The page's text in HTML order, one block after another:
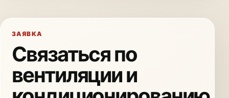
ЗАЯВКА
Связаться по
вентиляции и